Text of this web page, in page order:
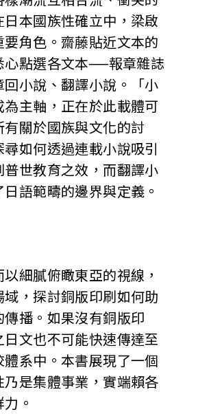
日本國族性確立中，梁啟
要角色。齋藤貼近文本的
心點選各文本──報章雜誌
回小說、翻譯小說。「小
為主軸，正在於此載體可
有關於國族與文化的討
如何透過連載小說吸引
普世教育之效，而翻譯小
語範疇的邊界與定義。
膩俯瞰東亞的視線，
域，探討銅版印刷如何助
傳播。如果沒有銅版印
日文也不可能快速傳達至
體系中。本書展現了一個
乃是集體事業，實端賴各
。